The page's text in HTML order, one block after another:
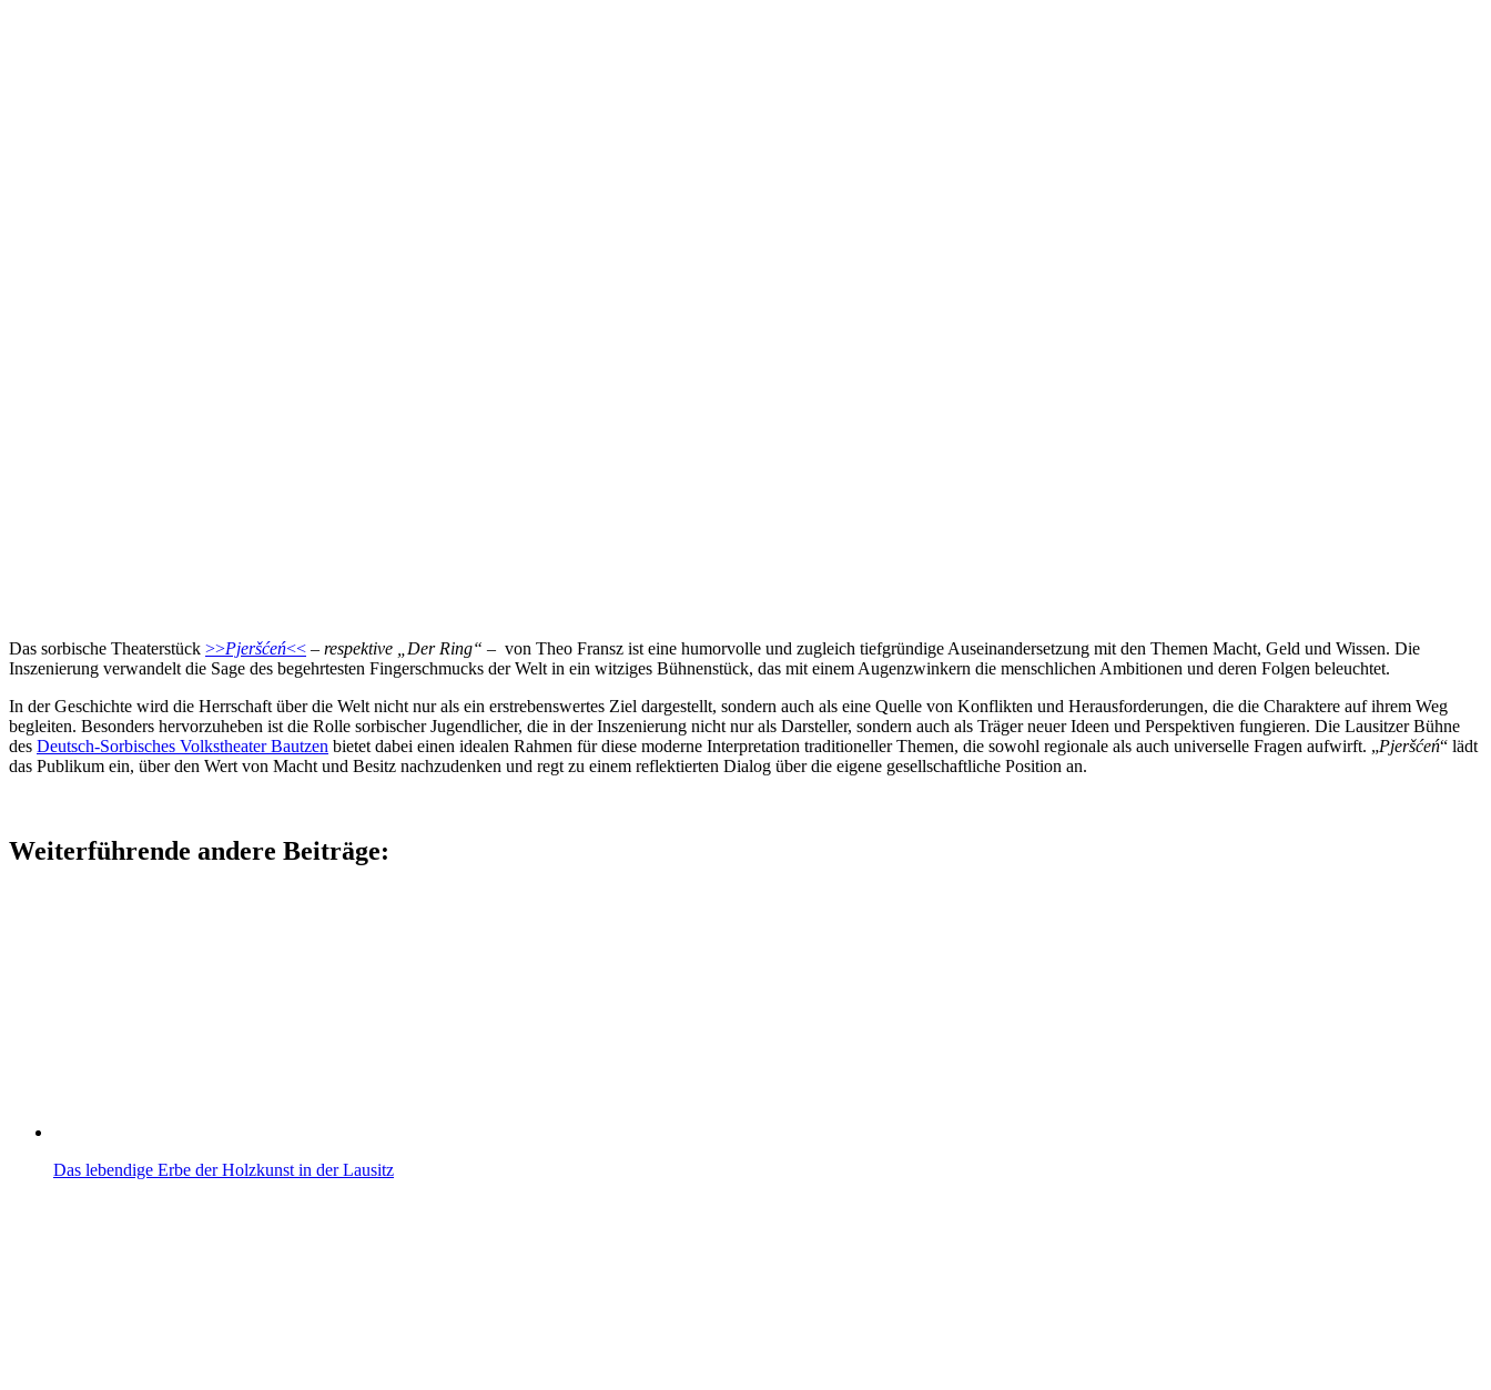
Das sorbische Theaterstück >>Pjeršćeń<< – respektive „Der Ring“ – von Theo Fransz ist eine humorvolle und zugleich tiefgründige Auseinandersetzung mit den Themen Macht, Geld und Wissen. Die
Inszenierung verwandelt die Sage des begehrtesten Fingerschmucks der Welt in ein witziges Bühnenstück, das mit einem Augenzwinkern die menschlichen Ambitionen und deren Folgen beleuchtet.
In der Geschichte wird die Herrschaft über die Welt nicht nur als ein erstrebenswertes Ziel dargestellt, sondern auch als eine Quelle von Konflikten und Herausforderungen, die die Charaktere auf ihrem Weg
begleiten. Besonders hervorzuheben ist die Rolle sorbischer Jugendlicher, die in der Inszenierung nicht nur als Darsteller, sondern auch als Träger neuer Ideen und Perspektiven fungieren. Die Lausitzer Bühne
des Deutsch-Sorbisches Volkstheater Bautzen bietet dabei einen idealen Rahmen für diese moderne Interpretation traditioneller Themen, die sowohl regionale als auch universelle Fragen aufwirft. „Pjeršćeń“ lädt
das Publikum ein, über den Wert von Macht und Besitz nachzudenken und regt zu einem reflektierten Dialog über die eigene gesellschaftliche Position an.
Weiterführende andere Beiträge:
Das lebendige Erbe der Holzkunst in der Lausitz